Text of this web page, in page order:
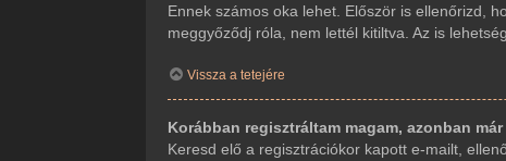
Ennek számos oka lehet. Először is ellenőrizd,
meggyőződj róla, nem lettél kitiltva. Az is
Vissza a tetejére
Korábban regisztráltam magam, azonban
Keresd elő a regisztrációkor kapott e-mailt,